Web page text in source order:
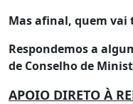
Mas afinal, quem vai
Respondemos a
de Conselho de
APOIO DIRETO À